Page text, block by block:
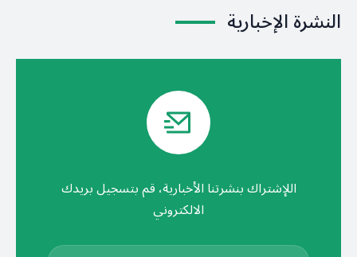
النشرة الإخبارية
اللإشتراك بنشرتنا الأخبارية، قم بتسجيل بريدك
الالكتروني